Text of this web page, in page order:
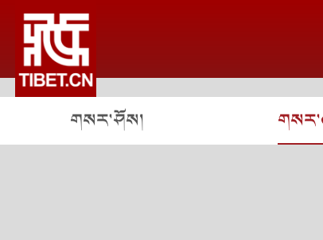
གསར་ཤོས།